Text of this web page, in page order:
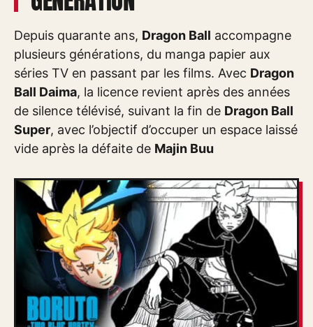
Depuis quarante ans, Dragon Ball accompagne
plusieurs générations, du manga papier aux
séries TV en passant par les films. Avec Dragon
Ball Daima, la licence revient après des années
de silence télévisé, suivant la fin de Dragon Ball
Super, avec l’objectif d’occuper un espace laissé
vide après la défaite de Majin Buu